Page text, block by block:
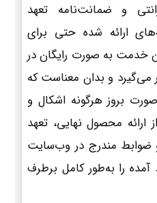
و ضمانت‌نامه تعهد
ارائه شده حتی برای
به صورت رایگان در
می‌گیرد و بدان معناست که
بروز هرگونه اشکال و
محصول نهایی، تعهد
ضوابط مندرج در وب‌سایت
را به‌طور کامل برطرف